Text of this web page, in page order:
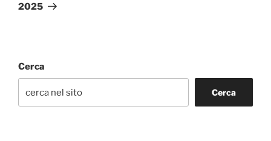
2025
Cerca
Cerca